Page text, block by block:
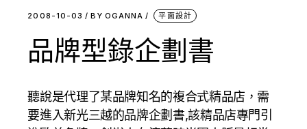
2008-10-03 BY OGANNA 平面設計
品牌型錄企劃書
聽說是代理了某品牌知名的複合式精品店，需
要進入新光三越的品牌企劃書,該精品店專門引